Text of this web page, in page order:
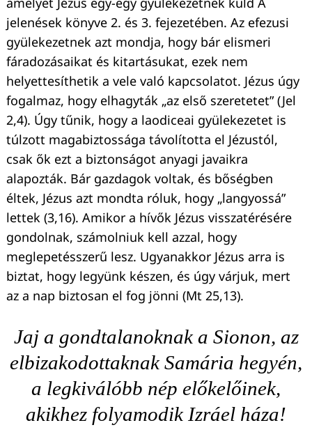
jelenések könyve 2. és 3. fejezetében. Az efezusi
gyülekezetnek azt mondja, hogy bár elismeri
fáradozásaikat és kitartásukat, ezek nem
helyettesíthetik a vele való kapcsolatot. Jézus úgy
fogalmaz, hogy elhagyták „az első szeretetet” (Jel
2,4). Úgy tűnik, hogy a laodiceai gyülekezetet is
túlzott magabiztossága távolította el Jézustól,
csak ők ezt a biztonságot anyagi javaikra
alapozták. Bár gazdagok voltak, és bőségben
éltek, Jézus azt mondta róluk, hogy „langyossá”
lettek (3,16). Amikor a hívők Jézus visszatérésére
gondolnak, számolniuk kell azzal, hogy
meglepetésszerű lesz. Ugyanakkor Jézus arra is
biztat, hogy legyünk készen, és úgy várjuk, mert
az a nap biztosan el fog jönni (Mt 25,13).
Jaj a gondtalanoknak a Sionon, az
elbizakodottaknak Samária hegyén,
a legkiválóbb nép előkelőinek,
akikhez folyamodik Izráel háza!